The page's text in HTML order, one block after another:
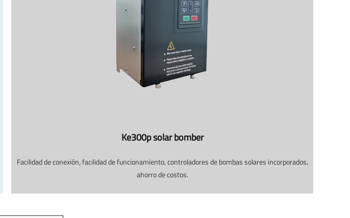
Ke300p solar bomber
Facilidad de conexión, facilidad de funcionamiento, controladores de bombas solares incorporados,
ahorro de costos.